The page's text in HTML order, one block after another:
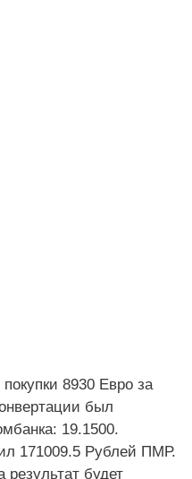
8930 Евро за
был
19.1500.
171009.5 Рублей ПМР.
результат будет